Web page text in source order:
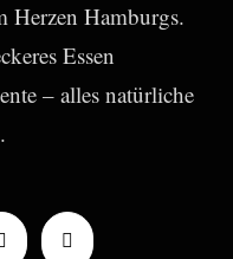
Herzen Hamburgs.
Essen
– alles natürliche